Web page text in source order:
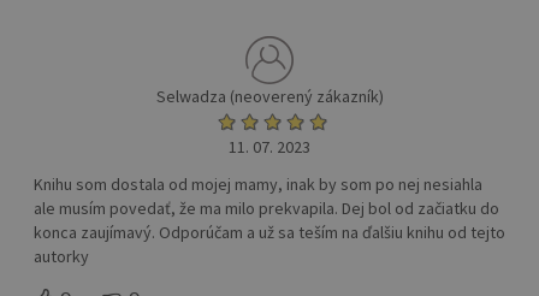
Selwadza (neoverený zákazník)
11. 07. 2023
Knihu som dostala od mojej mamy, inak by som po nej nesiahla
ale musím povedať, že ma milo prekvapila. Dej bol od začiatku do
konca zaujímavý. Odporúčam a už sa teším na ďalšiu knihu od tejto
autorky